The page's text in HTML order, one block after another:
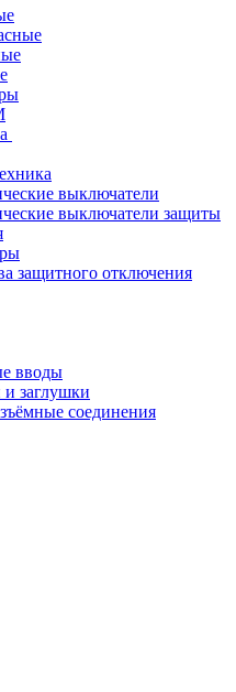
выключатели
выключатели защиты
защитного отключения
вводы
заглушки
соединения